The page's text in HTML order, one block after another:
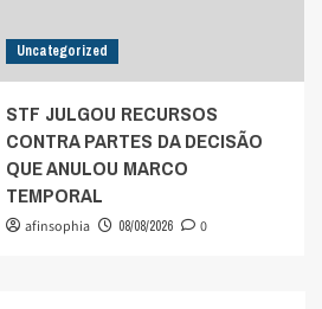
Uncategorized
STF JULGOU RECURSOS
CONTRA PARTES DA DECISÃO
QUE ANULOU MARCO
TEMPORAL
afinsophia 08/08/2026 0